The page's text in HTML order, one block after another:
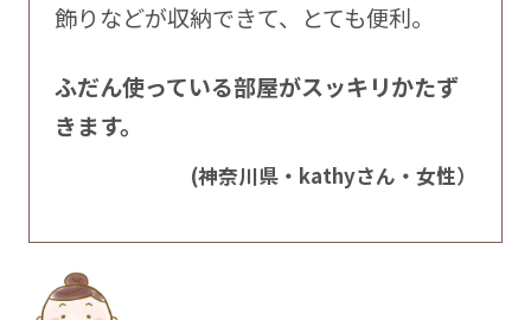
飾りなどが収納できて、とても便利。
ふだん使っている部屋がスッキリかたず
きます。
(神奈川県・kathyさん・女性）